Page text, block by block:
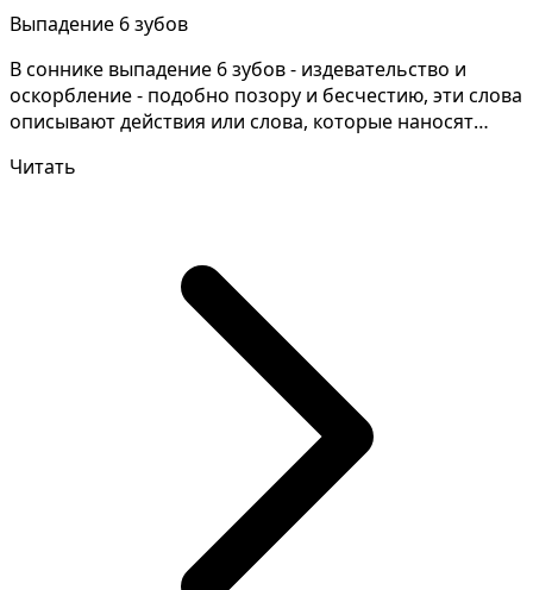
Выпадение 6 зубов
В соннике выпадение 6 зубов - издевательство и
оскорбление - подобно позору и бесчестию, эти слова
описывают действия или слова, которые наносят
Читать